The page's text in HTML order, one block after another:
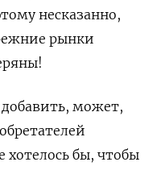
несказанно,
рынки
может,
бы, чтобы